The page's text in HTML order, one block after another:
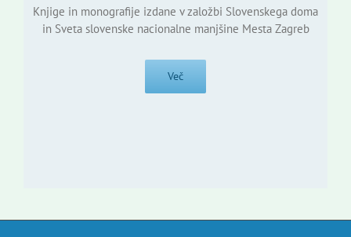
Knjige in monografije izdane v založbi Slovenskega doma
in Sveta slovenske nacionalne manjšine Mesta Zagreb
Več